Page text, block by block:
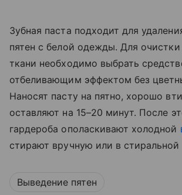
Зубная паста подходит для
пятен с белой одежды. Для
ткани необходимо выбрать
отбеливающим эффектом без
Наносят пасту на пятно, хорошо
оставляют на 15–20 минут. После
гардероба ополаскивают холодной
стирают вручную или в
Выведение пятен